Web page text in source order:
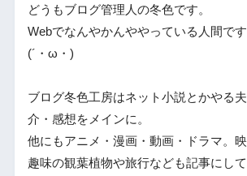
どうもブログ管理人の冬色です。
Webでなんやかんややっている人間です
(´・ω・)
ブログ冬色工房はネット小説とかやる
介・感想をメインに。
他にもアニメ・漫画・動画・ドラマ。映
趣味の観葉植物や旅行なども記事にして